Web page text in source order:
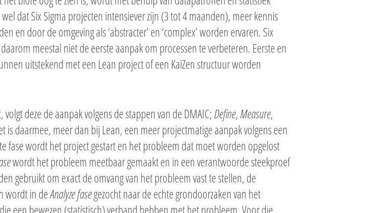
dat Six Sigma projecten intensiever zijn (3 tot 4 maanden), meer kennis
en door de omgeving als ‘abstracter’ en ‘complex’ worden ervaren. Six
meestal niet de eerste aanpak om processen te verbeteren. Eerste en
uitstekend met een Lean project of een KaiZen structuur worden
volgt deze de aanpak volgens de stappen van de DMAIC;Define,Measure,
is daarmee, meer dan bij Lean, een meer projectmatige aanpak volgens een
fase wordt het project gestart en het probleem dat moet worden opgelost
wordt het probleem meetbaar gemaakt en in een verantwoorde steekproef
gebruikt om exact de omvang van het probleem vast te stellen, de
wordt in deAnalyze fasegezocht naar de echte grondoorzaken van het
een bewezen (statistisch) verband hebben met het probleem. Voor die